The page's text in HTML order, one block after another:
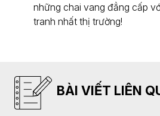
những chai vang đẳng cấp
tranh nhất thị trường!
BÀI VIẾT LIÊN